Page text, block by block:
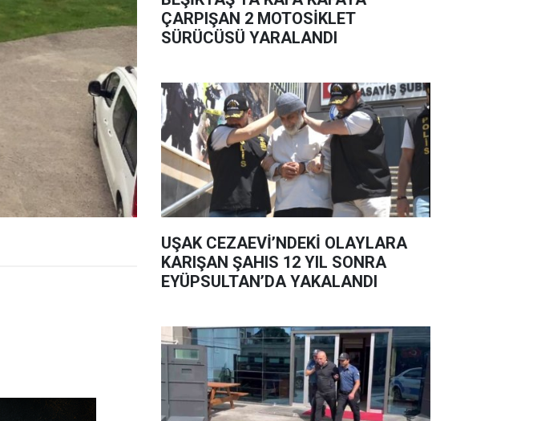
ÇARPIŞAN 2 MOTOSİKLET
SÜRÜCÜSÜ YARALANDI
UŞAK CEZAEVİ’NDEKİ OLAYLARA
KARIŞAN ŞAHIS 12 YIL SONRA
EYÜPSULTAN’DA YAKALANDI